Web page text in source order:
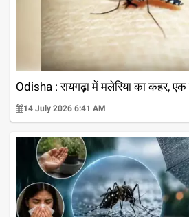
Odisha : रायगढ़ा में मलेरिया का कहर,
14 July 2026 6:41 AM